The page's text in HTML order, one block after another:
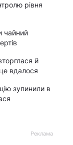
рівня
чайний
й
вдалося
зупинили в
Реклама